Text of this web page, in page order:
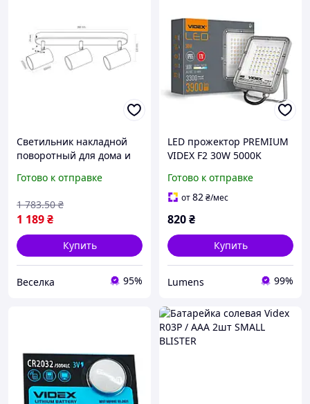
Светильник накладной
поворотный для дома и
GU10 для акцентного
Готово к отправке
1 189₴
1 783.50 ₴
Купить
Веселка 95%
LED прожектор PREMIUM
VIDEX F2 30W 5000K
Готово к отправке
от82₴/мес
820₴
Купить
Lumens 99%